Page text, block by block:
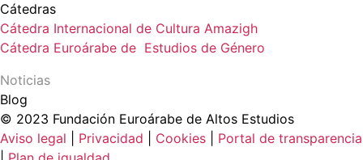
Cátedras
Cátedra Internacional de Cultura Amazigh
Cátedra Euroárabe de Estudios de Género
Noticias
Blog
© 2023 Fundación Euroárabe de Altos Estudios
Aviso legal
Privacidad Cookies
Portal de transparencia